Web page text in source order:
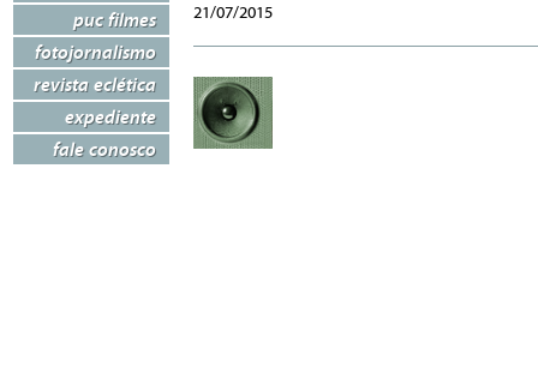
puc filmes
fotojornalismo
revista eclética
expediente
fale conosco
21/07/2015